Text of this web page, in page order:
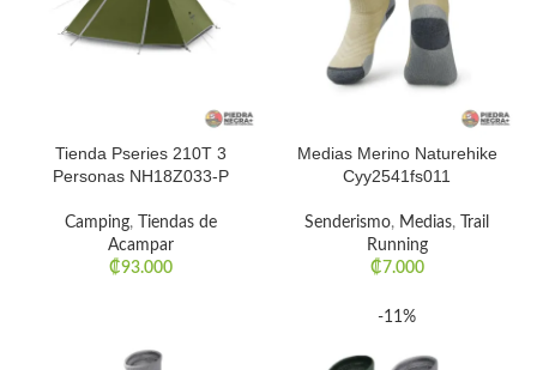
Tienda Pseries 210T 3
Personas NH18Z033-P
Camping,
Tiendas de
Acampar
₡93.000
Medias Merino Naturehike
Cyy2541fs011
Senderismo, Medias,
Trail
Running
₡7.000
-11%